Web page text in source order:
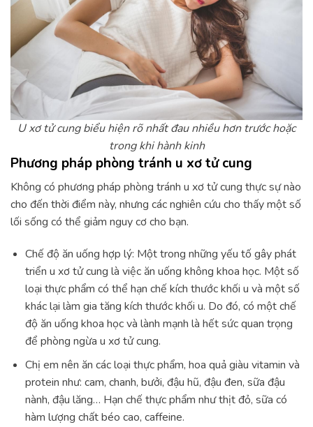
U xơ tử cung biểu hiện rõ nhất đau nhiều hơn trước hoặc
trong khi hành kinh
Phương pháp phòng tránh u xơ tử cung
Không có phương pháp phòng tránh u xơ tử cung thực sự nào
cho đến thời điểm này, nhưng các nghiên cứu cho thấy một số
lối sống có thể giảm nguy cơ cho bạn.
Chế độ ăn uống hợp lý: Một trong những yếu tố gây phát
triển u xơ tử cung là việc ăn uống không khoa học. Một số
loại thực phẩm có thể hạn chế kích thước khối u và một số
khác lại làm gia tăng kích thước khối u. Do đó, có một chế
độ ăn uống khoa học và lành mạnh là hết sức quan trọng
để phòng ngừa u xơ tử cung.
Chị em nên ăn các loại thực phẩm, hoa quả giàu vitamin và
protein như: cam, chanh, bưởi, đậu hũ, đậu đen, sữa đậu
nành, đậu lăng… Hạn chế thực phẩm như thịt đỏ, sữa có
hàm lượng chất béo cao, caffeine.